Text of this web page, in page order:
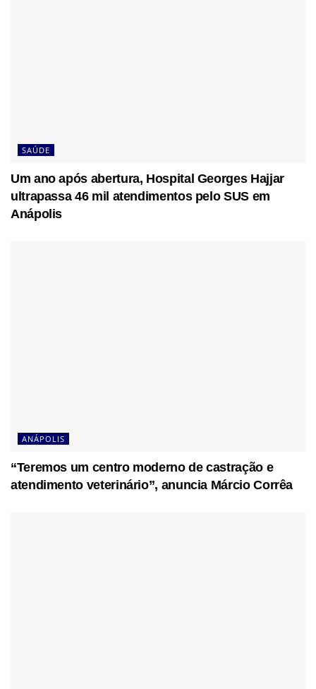
SAÚDE
Um ano após abertura, Hospital Georges Hajjar
ultrapassa 46 mil atendimentos pelo SUS em
Anápolis
ANÁPOLIS
“Teremos um centro moderno de castração e
atendimento veterinário”, anuncia Márcio Corrêa